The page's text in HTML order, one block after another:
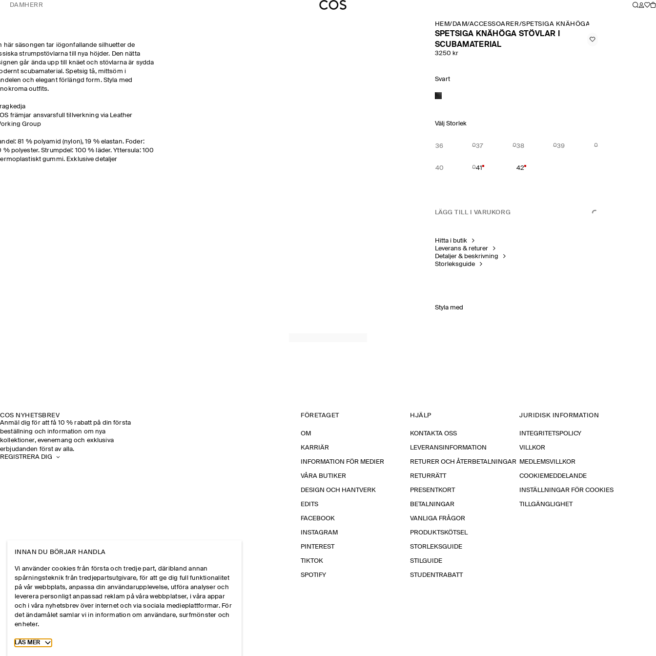
DAM HERR
här säsongen tar iögonfallande silhuetter de
strumpstövlarna till nya höjder. Den nätta
går ända upp till knäet och stövlarna är sydda
scubamaterial. Spetsig tå, mittsöm i
och elegant förlängd form. Styla med
outfits.
främjar ansvarsfull tillverkning via Leather
Group
81 % polyamid (nylon), 19 % elastan. Foder:
% polyester. Strumpdel: 100 % läder. Yttersula: 100
gummi. Exklusive detaljer
HEM/ DAM/ACCESSOARER/SPETSIGA KNÄHÖGA STÖVLAR I
SPETSIGA KNÄHÖGA STÖVLAR I
SCUBAMATERIAL
3250 kr
Svart
Välj Storlek
36 37 38 39
40 41 42
LÄGG TILL I VARUKORG
Hitta i butik
Leverans & returer
Detaljer & beskrivning
Storleksguide
Styla med
COS NYHETSBREV
Anmäl dig för att få 10 % rabatt på din första
beställning och information om nya
kollektioner, evenemang och exklusiva
erbjudanden först av alla.
REGISTRERA DIG
FÖRETAGET
OM
KARRIÄR
INFORMATION FÖR MEDIER
VÅRA BUTIKER
DESIGN OCH HANTVERK
EDITS
FACEBOOK
INSTAGRAM
PINTEREST
TIKTOK
SPOTIFY
HJÄLP
KONTAKTA OSS
LEVERANSINFORMATION
RETURER OCH ÅTERBETALNINGAR
RETURRÄTT
PRESENTKORT
BETALNINGAR
VANLIGA FRÅGOR
PRODUKTSKÖTSEL
STORLEKSGUIDE
STILGUIDE
STUDENTRABATT
JURIDISK INFORMATION
INTEGRITETSPOLICY
VILLKOR
MEDLEMSVILLKOR
COOKIEMEDDELANDE
INSTÄLLNINGAR FÖR COOKIES
TILLGÄNGLIGHET
INNAN DU BÖRJAR HANDLA
Vi använder cookies från första och tredje part, däribland annan
spårningsteknik från tredjepartsutgivare, för att ge dig full funktionalitet
på vår webbplats, anpassa din användarupplevelse, utföra analyser och
leverera personligt anpassad reklam på våra webbplatser, i våra appar
och i våra nyhetsbrev över internet och via sociala medieplattformar. För
det ändamålet samlar vi in information om användare, surfmönster och
enheter.
Toggle more cookie information
LÄS MER